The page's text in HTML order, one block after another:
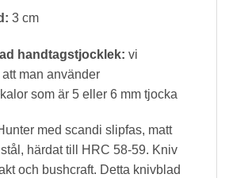
3 cm
handtagstjocklek: vi
man använder
som är 5 eller 6 mm tjocka
med scandi slipfas, matt
härdat till HRC 58-59. Kniv
och bushcraft. Detta knivblad